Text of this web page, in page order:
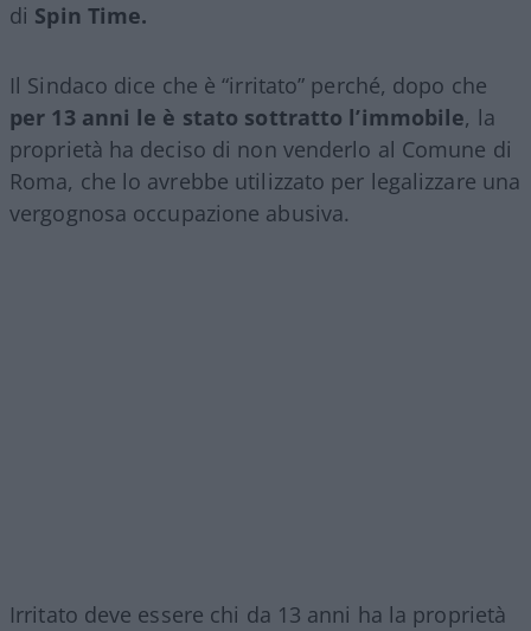
di Spin Time.
Il Sindaco dice che è “irritato” perché, dopo che
per 13 anni le è stato sottratto l’immobile, la
proprietà ha deciso di non venderlo al Comune di
Roma, che lo avrebbe utilizzato per legalizzare una
vergognosa occupazione abusiva.
Irritato deve essere chi da 13 anni ha la proprietà